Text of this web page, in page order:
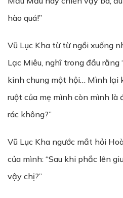
hào quá!”
Vũ Lục Kha từ từ ngồi xuống
Lạc Miêu, nghĩ trong đầu
kinh chung một hội… Mình lại
ruột của mẹ mình còn mình là
rác không?”
Vũ Lục Kha ngước mắt hỏi
của mình: “Sau khi phắc lên
vậy chị?”